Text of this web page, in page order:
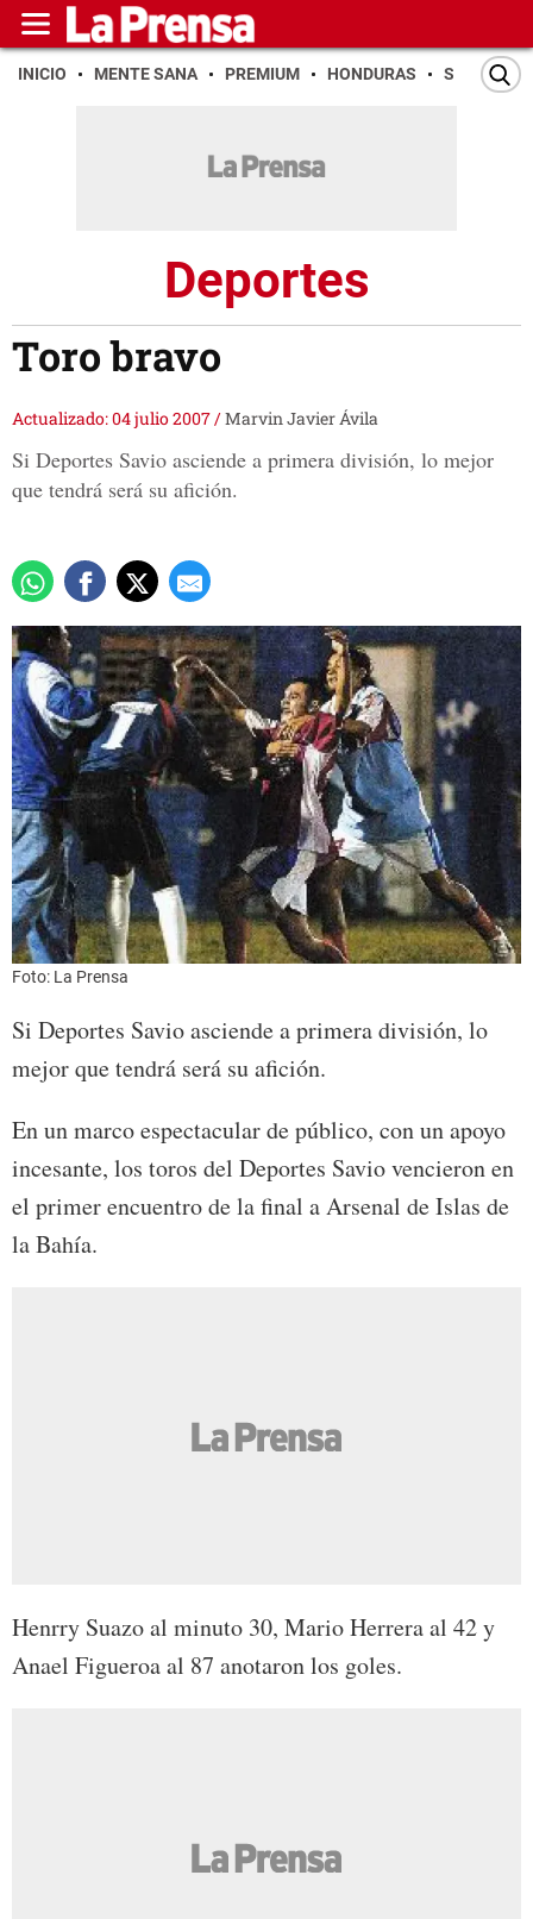
INICIO MENTE SANA PREMIUM HONDURAS SAN PEDRO
Deportes
Toro bravo
Actualizado: 04 julio 2007/Marvin Javier Ávila
Si Deportes Savio asciende a primera división, lo mejor
que tendrá será su afición.
Foto: La Prensa
Si Deportes Savio asciende a primera división, lo
mejor que tendrá será su afición.
En un marco espectacular de público, con un apoyo
incesante, los toros del Deportes Savio vencieron en
el primer encuentro de la final a Arsenal de Islas de
la Bahía.
Henrry Suazo al minuto 30, Mario Herrera al 42 y
Anael Figueroa al 87 anotaron los goles.